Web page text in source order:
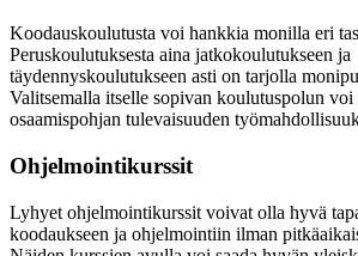
Koodauskoulutusta voi hankkia monilla eri
Peruskoulutuksesta aina jatkokoulutukseen ja
täydennyskoulutukseen asti on tarjolla
Valitsemalla itselle sopivan koulutuspolun voi
osaamispohjan tulevaisuuden
Ohjelmointikurssit
Lyhyet ohjelmointikurssit voivat olla hyvä
koodaukseen ja ohjelmointiin ilman